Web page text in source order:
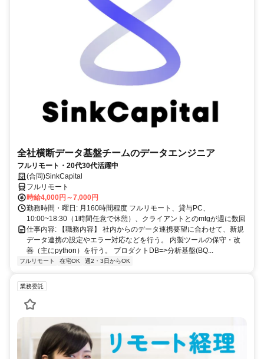
全社横断データ基盤チームのデータエンジニア
フルリモート・20代30代活躍中
(合同)SinkCapital
フルリモート
時給4,000円～7,000円
勤務時間・曜日: 月160時間程度 フルリモート、貸与PC、
10:00~18:30（1時間任意で休憩）、クライアントとのmtgが週に数回
仕事内容: 【職務内容】 社内からのデータ連携要望に合わせて、新規
データ連携の設定やエラー対応などを行う。 内製ツールの保守・改
善（主にpython）を行う。 プロダクトDB=>分析基盤(BQ...
フルリモート 在宅OK 週2・3日からOK
業務委託